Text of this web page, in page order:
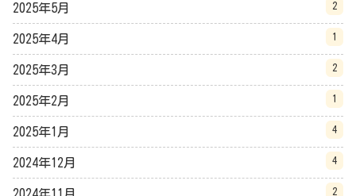
2025年5月 2
2025年4月 1
2025年3月 2
2025年2月 1
2025年1月 4
2024年12月 4
2